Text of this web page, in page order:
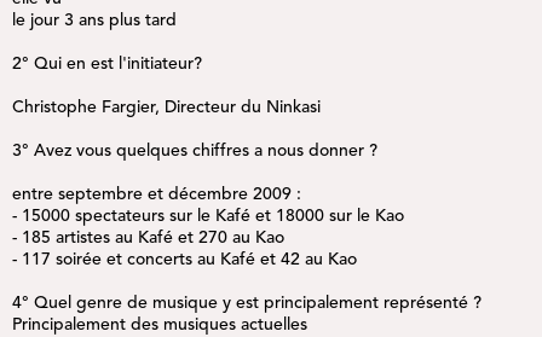
le jour 3 ans plus tard
2° Qui en est l'initiateur?
Christophe Fargier, Directeur du Ninkasi
3° Avez vous quelques chiffres a nous donner ?
entre septembre et décembre 2009 :
- 15000 spectateurs sur le Kafé et 18000 sur le Kao
- 185 artistes au Kafé et 270 au Kao
- 117 soirée et concerts au Kafé et 42 au Kao
4° Quel genre de musique y est principalement représenté ?
Principalement des musiques actuelles